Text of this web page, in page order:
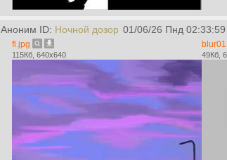
Аноним ID: Ночной дозор 01/06/26 Пнд 02:33:59
fl.jpg
115Кб, 640x640 49Кб,